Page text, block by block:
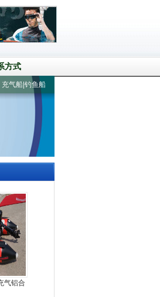
方式
船|钓鱼船 4-6人漂流船
气铝合